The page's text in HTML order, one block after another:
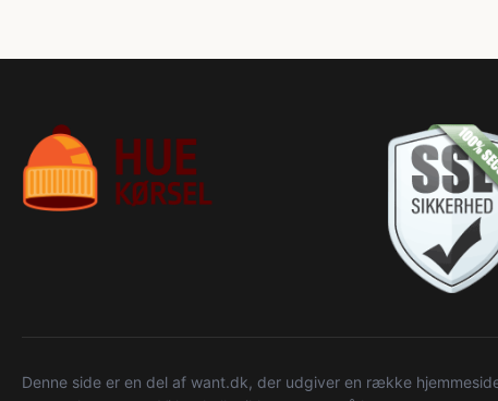
Denne side er en del af want.dk, der udgiver en række